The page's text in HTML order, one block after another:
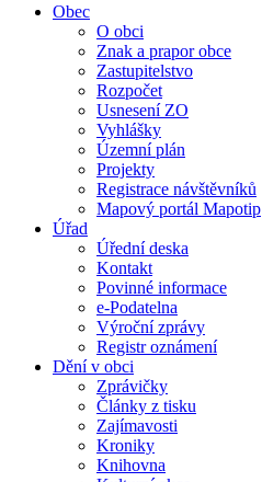
Obec
O obci
Znak a prapor obce
Zastupitelstvo
Rozpočet
Usnesení ZO
Vyhlášky
Územní plán
Projekty
Registrace návštěvníků
Mapový portál Mapotip
Úřad
Úřední deska
Kontakt
Povinné informace
e-Podatelna
Výroční zprávy
Registr oznámení
Dění v obci
Zprávičky
Články z tisku
Zajímavosti
Kroniky
Knihovna